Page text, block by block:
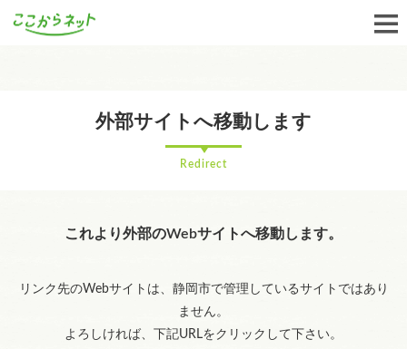
外部サイトへ移動します
Redirect
これより外部のWebサイトへ移動します。
リンク先のWebサイトは、静岡市で管理しているサイトではあり
ません。
よろしければ、下記URLをクリックして下さい。